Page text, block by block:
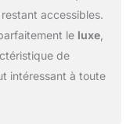
mocktails,
margaritas
encore.
accessibles.
le luxe,
de
intéressant à toute